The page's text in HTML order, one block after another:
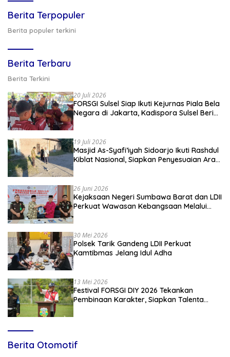
Berita Terpopuler
Berita populer terkini
Berita Terbaru
Berita Terkini
20 Juli 2026
FORSGI Sulsel Siap Ikuti Kejurnas Piala Bela
Negara di Jakarta, Kadispora Sulsel Beri
19 Juli 2026
Masjid As-Syafi’iyah Sidoarjo Ikuti Rashdul
Kiblat Nasional, Siapkan Penyesuaian Arah
26 Juni 2026
Kejaksaan Negeri Sumbawa Barat dan LDII
Perkuat Wawasan Kebangsaan Melalui
30 Mei 2026
Polsek Tarik Gandeng LDII Perkuat
Kamtibmas Jelang Idul Adha
13 Mei 2026
Festival FORSGI DIY 2026 Tekankan
Pembinaan Karakter, Siapkan Talenta
Berita Otomotif